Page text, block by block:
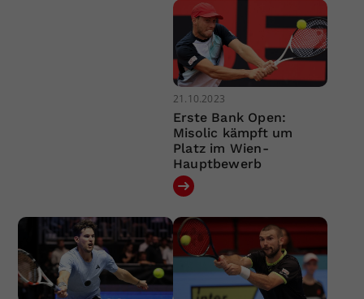
21.10.2023
Erste Bank Open:
Misolic kämpft um
Platz im Wien-
Hauptbewerb